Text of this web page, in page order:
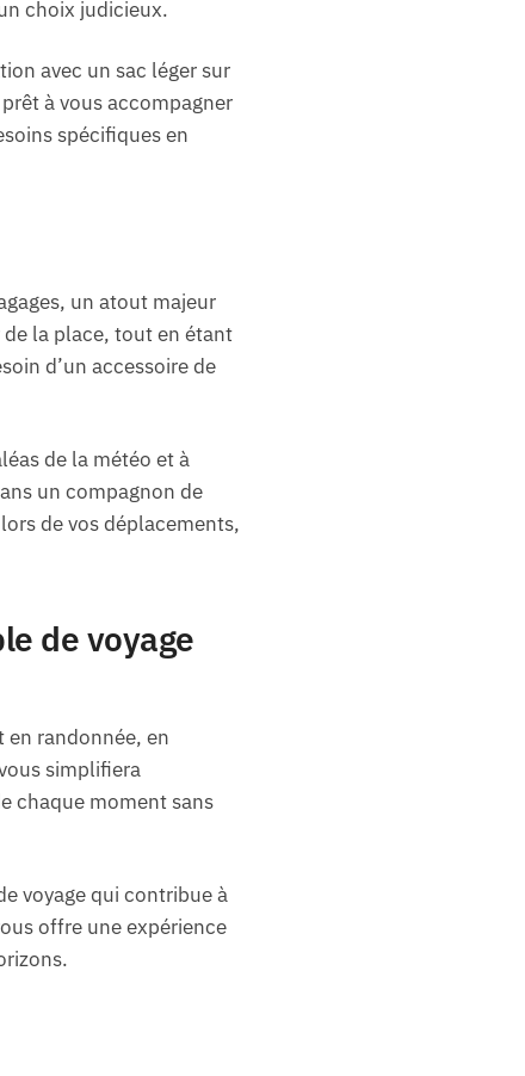
choix judicieux.
avec un sac léger sur
à vous accompagner
spécifiques en
un atout majeur
de la place, tout en étant
d’un accessoire de
de la météo et à
un compagnon de
de vos déplacements,
de voyage
en randonnée, en
simplifiera
chaque moment sans
voyage qui contribue à
offre une expérience